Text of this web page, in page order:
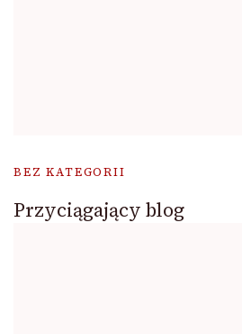
BEZ KATEGORII
Przyciągający blog